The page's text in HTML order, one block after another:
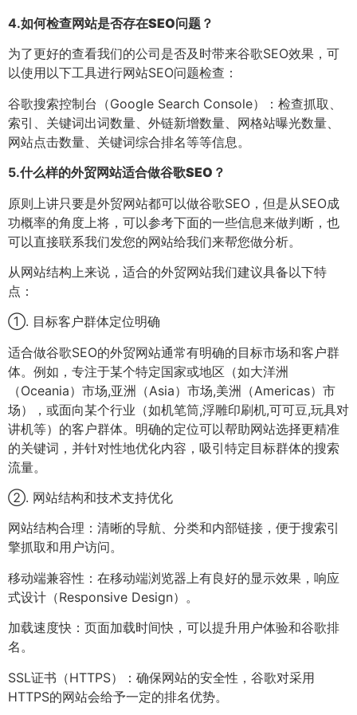
4.如何检查网站是否存在SEO问题？
为了更好的查看我们的公司是否及时带来谷歌SEO效果，可
以使用以下工具进行网站SEO问题检查：
谷歌搜索控制台（Google Search Console）：检查抓取、
索引、关键词出词数量、外链新增数量、网格站曝光数量、
网站点击数量、关键词综合排名等等信息。
5.什么样的外贸网站适合做谷歌SEO？
原则上讲只要是外贸网站都可以做谷歌SEO，但是从SEO成
功概率的角度上将，可以参考下面的一些信息来做判断，也
可以直接联系我们发您的网站给我们来帮您做分析。
从网站结构上来说，适合的外贸网站我们建议具备以下特
点：
①. 目标客户群体定位明确
适合做谷歌SEO的外贸网站通常有明确的目标市场和客户群
体。例如，专注于某个特定国家或地区（如大洋洲
（Oceania）市场,亚洲（Asia）市场,美洲（Americas）市
场），或面向某个行业（如机笔筒,浮雕印刷机,可可豆,玩具对
讲机等）的客户群体。明确的定位可以帮助网站选择更精准
的关键词，并针对性地优化内容，吸引特定目标群体的搜索
流量。
②. 网站结构和技术支持优化
网站结构合理：清晰的导航、分类和内部链接，便于搜索引
擎抓取和用户访问。
移动端兼容性：在移动端浏览器上有良好的显示效果，响应
式设计（Responsive Design）。
加载速度快：页面加载时间快，可以提升用户体验和谷歌排
名。
SSL证书（HTTPS）：确保网站的安全性，谷歌对采用
HTTPS的网站会给予一定的排名优势。